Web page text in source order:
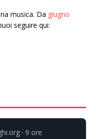
musica. Da giugno
seguire qui:
9 ore